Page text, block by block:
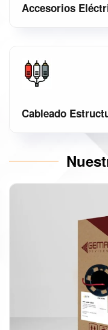
Accesorios
Cableado